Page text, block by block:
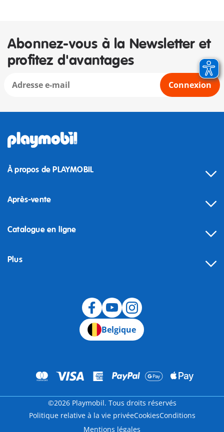
Abonnez-vous à la Newsletter et
profitez d'avantages
Connexion
À propos de PLAYMOBIL
Après-vente
Catalogue en ligne
Plus
Belgique
©2026 Playmobil. Tous droits réservés
Politique relative à la vie privéeCookiesConditions
Mentions légales